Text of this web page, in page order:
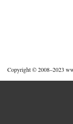
Copyright © 2008–2023